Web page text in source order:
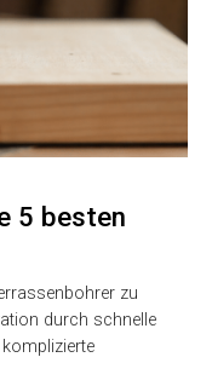
5 besten
zu
durch schnelle